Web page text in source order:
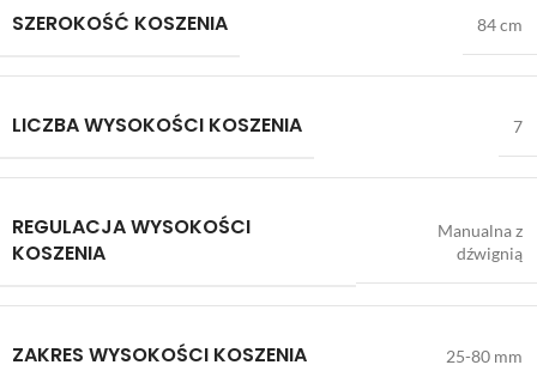
SZEROKOŚĆ KOSZENIA 84 cm
LICZBA WYSOKOŚCI KOSZENIA 7
REGULACJA WYSOKOŚCI
KOSZENIA
Manualna z
dźwignią
ZAKRES WYSOKOŚCI KOSZENIA 25-80 mm